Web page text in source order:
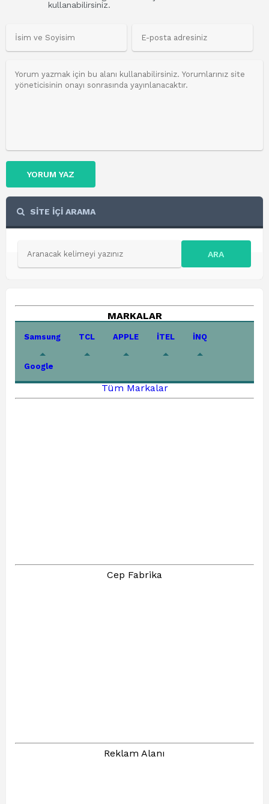
kullanabilirsiniz.
YORUM YAZ
SİTE İÇİ ARAMA
ARA
MARKALAR
Samsung TCL APPLE İTEL İNQ
Google
Tüm Markalar
Cep Fabrika
Reklam Alanı